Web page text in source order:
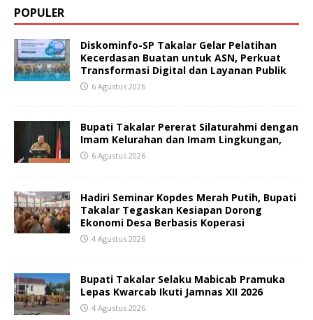
POPULER
Diskominfo-SP Takalar Gelar Pelatihan
Kecerdasan Buatan untuk ASN, Perkuat
Transformasi Digital dan Layanan Publik
6 Agustus 2026
Bupati Takalar Pererat Silaturahmi dengan
Imam Kelurahan dan Imam Lingkungan,
6 Agustus 2026
Hadiri Seminar Kopdes Merah Putih, Bupati
Takalar Tegaskan Kesiapan Dorong
Ekonomi Desa Berbasis Koperasi
4 Agustus 2026
Bupati Takalar Selaku Mabicab Pramuka
Lepas Kwarcab Ikuti Jamnas XII 2026
4 Agustus 2026